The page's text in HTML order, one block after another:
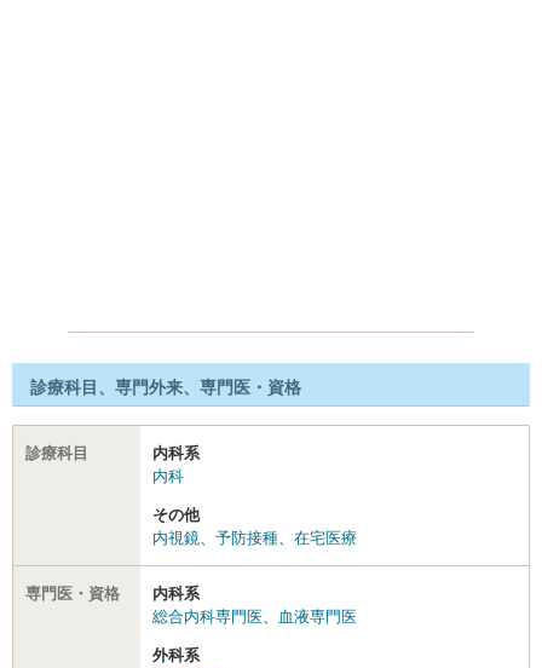
診療科目、専門外来、専門医・資格
診療科目
内科系
内科
その他
内視鏡、 予防接種、 在宅医療
専門医・資格
内科系
総合内科専門医、 血液専門医
外科系